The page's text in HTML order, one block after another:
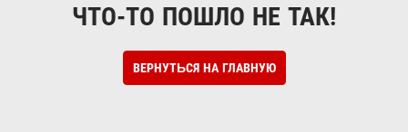
ЧТО-ТО ПОШЛО НЕ ТАК!
ВЕРНУТЬСЯ НА ГЛАВНУЮ